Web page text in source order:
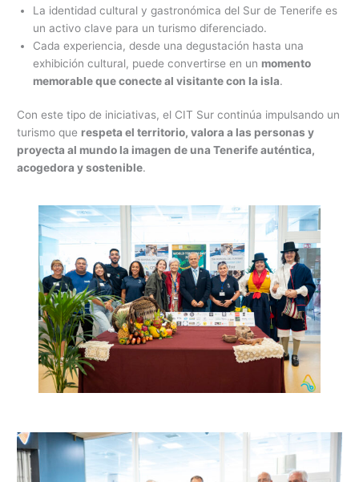
La identidad cultural y gastronómica del Sur de Tenerife es
un activo clave para un turismo diferenciado.
Cada experiencia, desde una degustación hasta una
exhibición cultural, puede convertirse en un momento
memorable que conecte al visitante con la isla.
Con este tipo de iniciativas, el CIT Sur continúa impulsando un
turismo que respeta el territorio, valora a las personas y
proyecta al mundo la imagen de una Tenerife auténtica,
acogedora y sostenible.